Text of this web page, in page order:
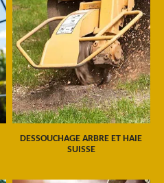
DESSOUCHAGE ARBRE ET HAIE
SUISSE